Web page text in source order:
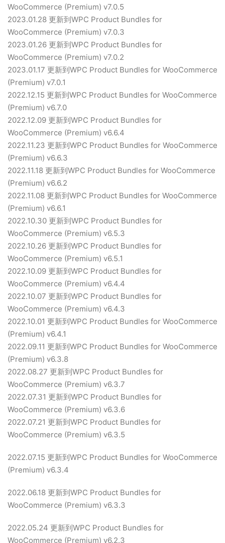
WooCommerce (Premium) v7.0.5
2023.01.28 更新到WPC Product Bundles for
WooCommerce (Premium) v7.0.3
2023.01.26 更新到WPC Product Bundles for
WooCommerce (Premium) v7.0.2
2023.01.17 更新到WPC Product Bundles for WooCommerce
(Premium) v7.0.1
2022.12.15 更新到WPC Product Bundles for WooCommerce
(Premium) v6.7.0
2022.12.09 更新到WPC Product Bundles for
WooCommerce (Premium) v6.6.4
2022.11.23 更新到WPC Product Bundles for WooCommerce
(Premium) v6.6.3
2022.11.18 更新到WPC Product Bundles for WooCommerce
(Premium) v6.6.2
2022.11.08 更新到WPC Product Bundles for WooCommerce
(Premium) v6.6.1
2022.10.30 更新到WPC Product Bundles for
WooCommerce (Premium) v6.5.3
2022.10.26 更新到WPC Product Bundles for
WooCommerce (Premium) v6.5.1
2022.10.09 更新到WPC Product Bundles for
WooCommerce (Premium) v6.4.4
2022.10.07 更新到WPC Product Bundles for
WooCommerce (Premium) v6.4.3
2022.10.01 更新到WPC Product Bundles for WooCommerce
(Premium) v6.4.1
2022.09.11 更新到WPC Product Bundles for WooCommerce
(Premium) v6.3.8
2022.08.27 更新到WPC Product Bundles for
WooCommerce (Premium) v6.3.7
2022.07.31 更新到WPC Product Bundles for
WooCommerce (Premium) v6.3.6
2022.07.21 更新到WPC Product Bundles for
WooCommerce (Premium) v6.3.5
2022.07.15 更新到WPC Product Bundles for WooCommerce
(Premium) v6.3.4
2022.06.18 更新到WPC Product Bundles for
WooCommerce (Premium) v6.3.3
2022.05.24 更新到WPC Product Bundles for
WooCommerce (Premium) v6.2.3